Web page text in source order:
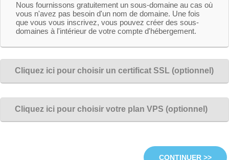
Nous fournissons gratuitement un sous-domaine au cas où
vous n'avez pas besoin d'un nom de domaine. Une fois
que vous vous inscrivez, vous pouvez créer des sous-
domaines à l'intérieur de votre compte d'hébergement.
Cliquez ici pour choisir un certificat SSL (optionnel)
Cliquez ici pour choisir votre plan VPS (optionnel)